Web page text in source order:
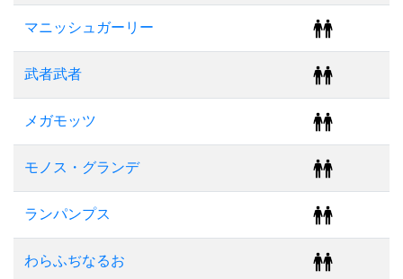
マニッシュガーリー
武者武者
メガモッツ
モノス・グランデ
ランパンプス
わらふぢなるお